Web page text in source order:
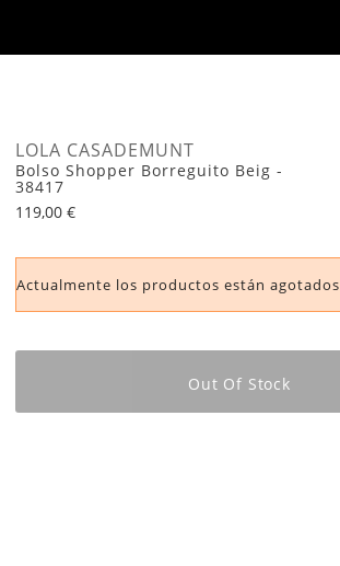
LOLA CASADEMUNT
Bolso Shopper Borreguito Beig -
38417
119,00 €
Actualmente los productos están agotados
Out Of Stock